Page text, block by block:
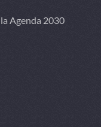
Agenda 2030